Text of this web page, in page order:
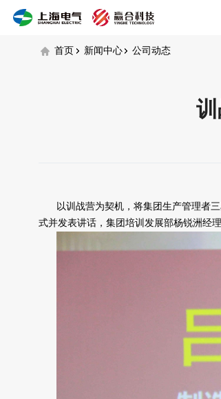
首页 新闻中心 公司动态
以训战营为契机，将集团生产管理者
式并发表讲话，集团培训发展部杨锐洲经